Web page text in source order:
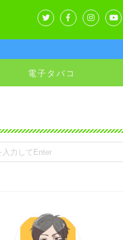
電子タバコ